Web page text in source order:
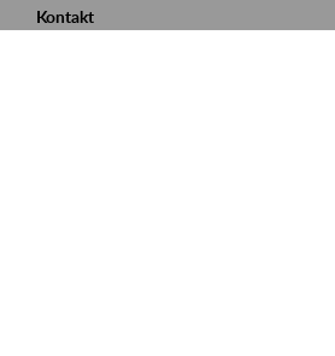
Kontakt